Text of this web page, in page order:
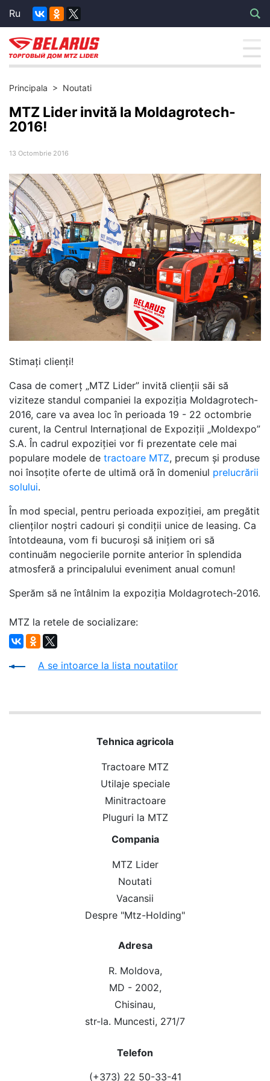
Ru
Principala > Noutati
MTZ Lider invită la Moldagrotech-
2016!
13 Octombrie 2016
Stimaţi clienţi!
Casa de comerţ „MTZ Lider” invită clienţii săi să
viziteze standul companiei la expoziţia Moldagrotech-
2016, care va avea loc în perioada 19 - 22 octombrie
curent, la Centrul Internaţional de Expoziţii „Moldexpo”
S.A. În cadrul expoziției vor fi prezentate cele mai
populare modele de tractoare MTZ, precum şi produse
noi însoţite oferte de ultimă oră în domeniul prelucrării
solului.
În mod special, pentru perioada expoziției, am pregătit
clienților noştri cadouri şi condiţii unice de leasing. Ca
întotdeauna, vom fi bucuroşi să iniţiem ori să
continuăm negocierile pornite anterior în splendida
atmosferă a principalului eveniment anual comun!
Sperăm să ne întâlnim la expoziţia Moldagrotech-2016.
MTZ la retele de socializare:
A se intoarce la lista noutatilor
Tehnica agricola
Tractoare MTZ
Utilaje speciale
Minitractoare
Pluguri la MTZ
Compania
MTZ Lider
Noutati
Vacansii
Despre "Mtz-Holding"
Adresa
R. Moldova,
MD - 2002,
Chisinau,
str-la. Muncesti, 271/7
Telefon
(+373) 22 50-33-41